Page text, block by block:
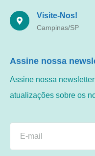
Visite-Nos!
Campinas/SP
Assine nossa
Assine nossa
atualizações sobre os